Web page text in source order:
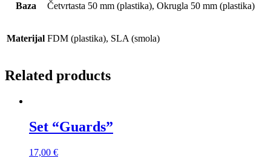
Baza Četvrtasta 50 mm (plastika), Okrugla 50 mm (plastika)
Materijal FDM (plastika), SLA (smola)
Related products
Set “Guards”
17,00 €